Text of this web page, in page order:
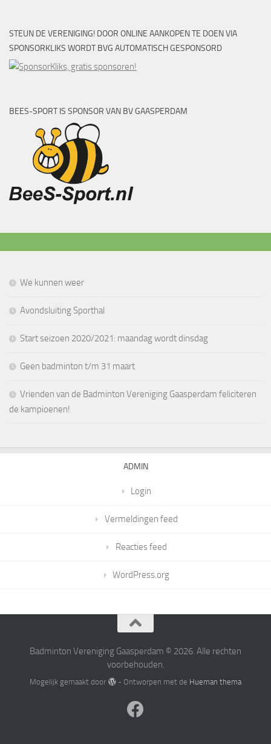
STEUN DE VERENIGING! DOOR ONLINE AANKOPEN TE DOEN VIA
SPONSORKLIKS WORDT BVG AUTOMATISCH GESPONSORD
BEES-SPORT IS SPONSOR VAN BV GAASPERDAM
We kunnen weer
Avondsluiting Sporthal
Start seizoen 2020/2021: maandag wordt dinsdag
Geen badminton t/m 31 maart
Vrienden van de Badminton Vereniging Gaasperdam feliciteren
de kampioenen!
ADMIN
Login
Vermeldingen feed
Reacties feed
WordPress.org
Badminton Vereniging Gaasperdam © 2026. Alle rechten
voorbehouden.
Mogelijk gemaakt door - Ontworpen met de Hueman thema